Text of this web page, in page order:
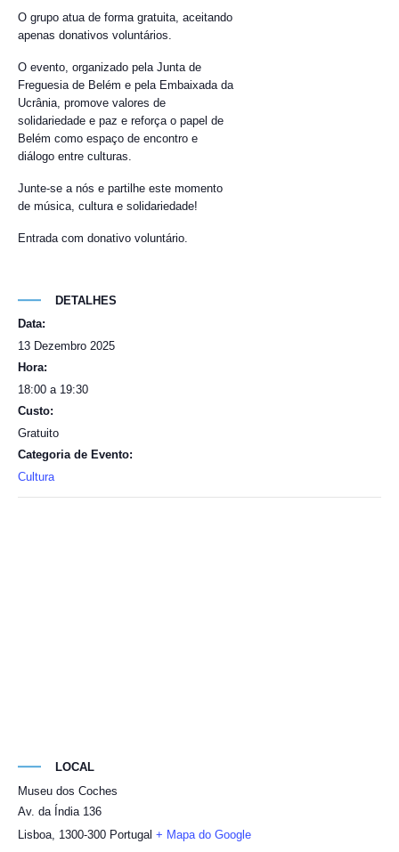
O grupo atua de forma gratuita, aceitando
apenas donativos voluntários.
O evento, organizado pela Junta de
Freguesia de Belém e pela Embaixada da
Ucrânia, promove valores de
solidariedade e paz e reforça o papel de
Belém como espaço de encontro e
diálogo entre culturas.
Junte-se a nós e partilhe este momento
de música, cultura e solidariedade!
Entrada com donativo voluntário.
DETALHES
Data:
13 Dezembro 2025
Hora:
18:00 a 19:30
Custo:
Gratuito
Categoria de Evento:
Cultura
LOCAL
Museu dos Coches
Av. da Índia 136
Lisboa, 1300-300 Portugal + Mapa do Google